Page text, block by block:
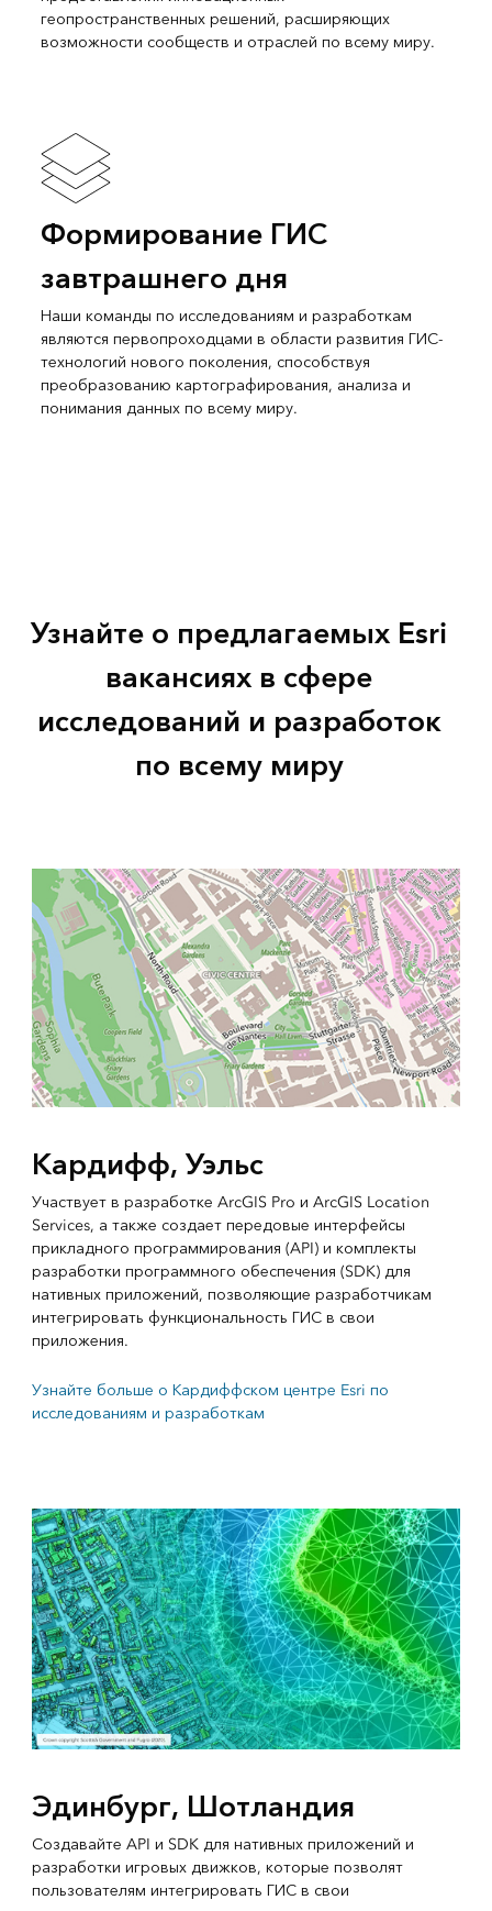
геопространственных решений, расширяющих
возможности сообществ и отраслей по всему миру.
Формирование ГИС
завтрашнего дня
Наши команды по исследованиям и разработкам
являются первопроходцами в области развития ГИС-
технологий нового поколения, способствуя
преобразованию картографирования, анализа и
понимания данных по всему миру.
Узнайте о предлагаемых Esri
вакансиях в сфере
исследований и разработок
по всему миру
Кардифф, Уэльс
Участвует в разработке ArcGIS Pro и ArcGIS Location
Services, а также создает передовые интерфейсы
прикладного программирования (API) и комплекты
разработки программного обеспечения (SDK) для
нативных приложений, позволяющие разработчикам
интегрировать функциональность ГИС в свои
приложения.
Узнайте больше о Кардиффском центре Esri по
исследованиям и разработкам
Эдинбург, Шотландия
Создавайте API и SDK для нативных приложений и
разработки игровых движков, которые позволят
пользователям интегрировать ГИС в свои